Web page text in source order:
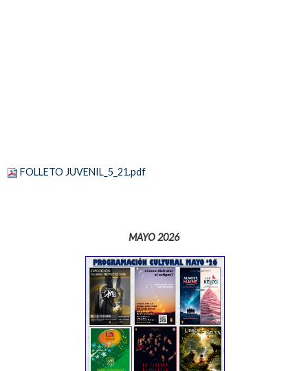
FOLLETO JUVENIL_5_21.pdf
MAYO 2026